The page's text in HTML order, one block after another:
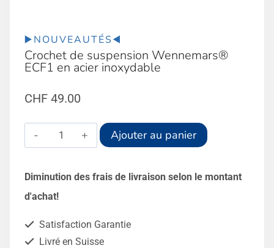
▶️NOUVEAUTÉS◀️
Crochet de suspension Wennemars®
ECF1 en acier inoxydable
CHF 49.00
quantité
de
Crochet
de
Wennemars®
Ajouter au panier
Diminution des frais de livraison selon le montant
d'achat!
Satisfaction Garantie
Livré en Suisse